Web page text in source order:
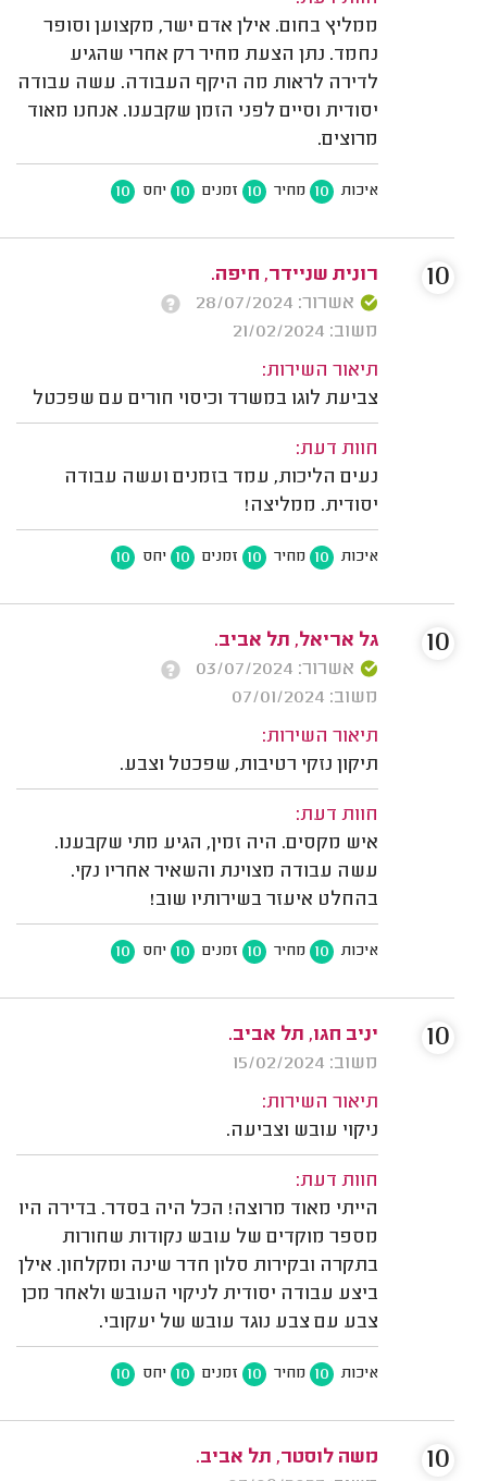
ממליץ בחום. אילן אדם ישר, מקצוען וסופר
נחמד. נתן הצעת מחיר רק אחרי שהגיע
לדירה לראות מה היקף העבודה. עשה עבודה
יסודית וסיים לפני הזמן שקבענו. אנחנו מאוד
מרוצים.
איכות 10 מחיר 10 זמנים 10 יחס 10
רונית שניידר, חיפה.
אשרור: 28/07/2024
משוב: 21/02/2024
תיאור השירות:
צביעת לוגו במשרד וכיסוי חורים עם שפכטל
חוות דעת:
נעים הליכות, עמד בזמנים ועשה עבודה
יסודית. ממליצה!
איכות 10 מחיר 10 זמנים 10 יחס 10
10
גל אריאל, תל אביב.
אשרור: 03/07/2024
משוב: 07/01/2024
תיאור השירות:
תיקון נזקי רטיבות, שפכטל וצבע.
חוות דעת:
איש מקסים. היה זמין, הגיע מתי שקבענו.
עשה עבודה מצוינת והשאיר אחריו נקי.
בהחלט איעזר בשירותיו שוב!
איכות 10 מחיר 10 זמנים 10 יחס 10
10
יניב חגו, תל אביב.
משוב: 15/02/2024
תיאור השירות:
ניקוי עובש וצביעה.
חוות דעת:
הייתי מאוד מרוצה! הכל היה בסדר. בדירה היו
מספר מוקדים של עובש נקודות שחורות
בתקרה ובקירות סלון חדר שינה ומקלחון. אילן
ביצע עבודה יסודית לניקוי העובש ולאחר מכן
צבע עם צבע נוגד עובש של יעקובי.
איכות 10 מחיר 10 זמנים 10 יחס 10
10
משה לוסטר, תל אביב.
10